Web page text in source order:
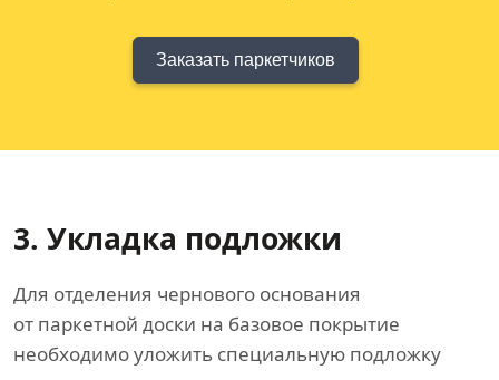
Заказать паркетчиков
3. Укладка подложки
Для отделения чернового основания
от паркетной доски на базовое покрытие
необходимо уложить специальную подложку